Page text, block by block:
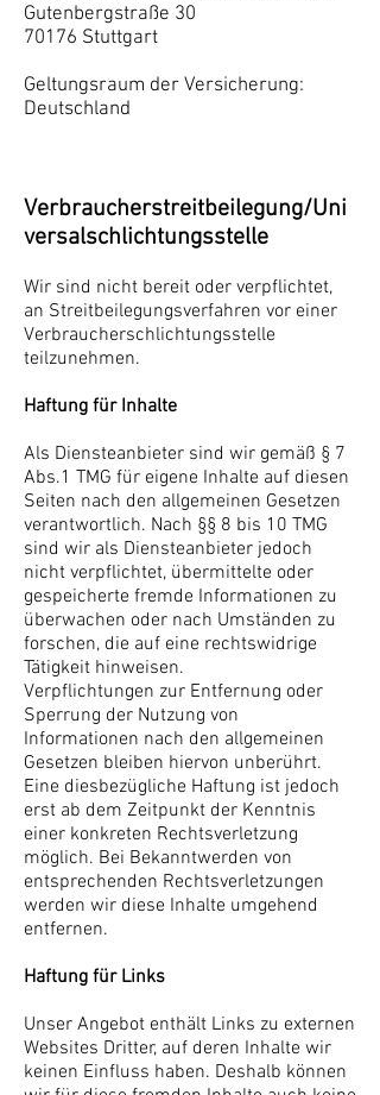
Gutenbergstraße 30
70176 Stuttgart
Geltungsraum der Versicherung:
Deutschland
Verbraucherstreitbeilegung/Uni
versalschlichtungsstelle
Wir sind nicht bereit oder verpflichtet,
an Streitbeilegungsverfahren vor einer
Verbraucherschlichtungsstelle
teilzunehmen.
Haftung für Inhalte
Als Diensteanbieter sind wir gemäß § 7
Abs.1 TMG für eigene Inhalte auf diesen
Seiten nach den allgemeinen Gesetzen
verantwortlich. Nach §§ 8 bis 10 TMG
sind wir als Diensteanbieter jedoch
nicht verpflichtet, übermittelte oder
gespeicherte fremde Informationen zu
überwachen oder nach Umständen zu
forschen, die auf eine rechtswidrige
Tätigkeit hinweisen.
Verpflichtungen zur Entfernung oder
Sperrung der Nutzung von
Informationen nach den allgemeinen
Gesetzen bleiben hiervon unberührt.
Eine diesbezügliche Haftung ist jedoch
erst ab dem Zeitpunkt der Kenntnis
einer konkreten Rechtsverletzung
möglich. Bei Bekanntwerden von
entsprechenden Rechtsverletzungen
werden wir diese Inhalte umgehend
entfernen.
Haftung für Links
Unser Angebot enthält Links zu externen
Websites Dritter, auf deren Inhalte wir
keinen Einfluss haben. Deshalb können